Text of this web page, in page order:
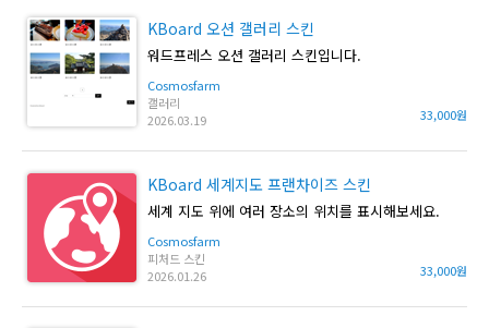
KBoard 오션 갤러리 스킨
워드프레스 오션 갤러리 스킨입니다.
Cosmosfarm
갤러리
2026.03.19
33,000원
KBoard 세계지도 프랜차이즈 스킨
세계 지도 위에 여러 장소의 위치를 표시해보세요.
Cosmosfarm
피처드 스킨
2026.01.26
33,000원